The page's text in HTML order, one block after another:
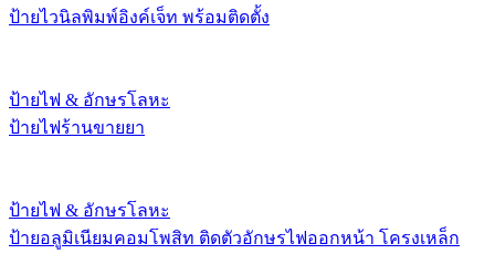
ป้ายไวนิลพิมพ์อิงค์เจ็ท พร้อมติดตั้ง
ป้ายไฟ & อักษรโลหะ
ป้ายไฟร้านขายยา
ป้ายไฟ & อักษรโลหะ
ป้ายอลูมิเนียมคอมโพสิท ติดตัวอักษรไฟออกหน้า โครงเหล็ก